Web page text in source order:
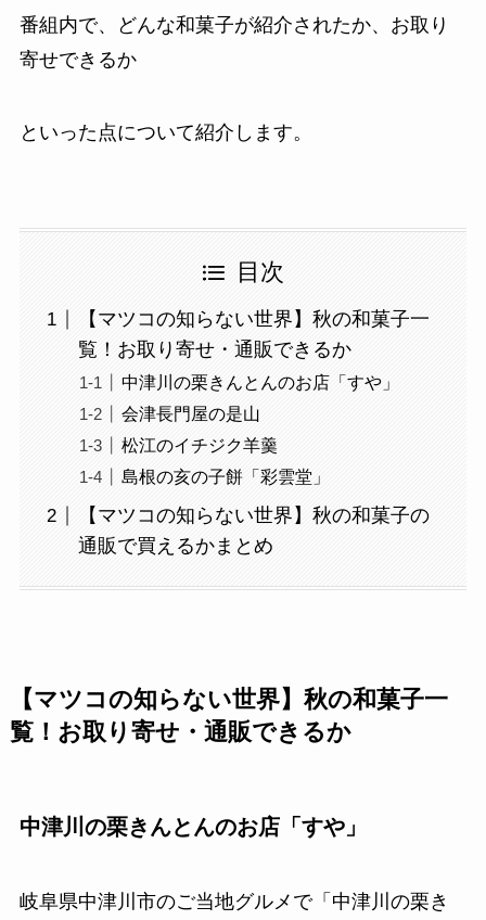
番組内で、どんな和菓子が紹介されたか、お取り
寄せできるか
といった点について紹介します。
目次
【マツコの知らない世界】秋の和菓子一
覧！お取り寄せ・通販できるか
中津川の栗きんとんのお店「すや」
会津長門屋の是山
松江のイチジク羊羹
島根の亥の子餅「彩雲堂」
【マツコの知らない世界】秋の和菓子の
通販で買えるかまとめ
【マツコの知らない世界】秋の和菓子一
覧！お取り寄せ・通販できるか
中津川の栗きんとんのお店「すや」
岐阜県中津川市のご当地グルメで「中津川の栗き